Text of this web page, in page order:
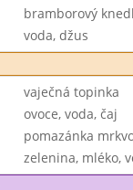
bramborový
voda, džus
vaječná topinka
ovoce, voda, čaj
pomazánka
zelenina, mléko,